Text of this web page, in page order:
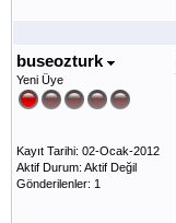
buseozturk
Yeni Üye
Kayıt Tarihi: 02-Ocak-2012
Aktif Durum: Aktif Değil
Gönderilenler: 1